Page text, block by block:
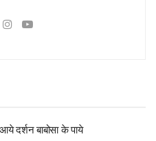
दर्शन बाबोसा के पाये